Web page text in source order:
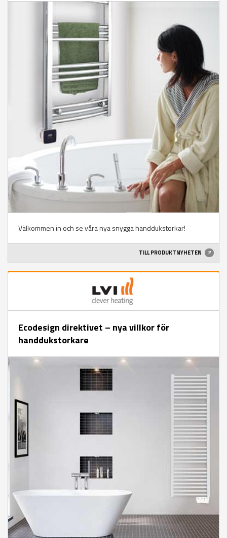
Välkommen in och se våra nya snygga handdukstorkar!
TILL PRODUKTNYHETEN
Ecodesign direktivet – nya villkor för
handdukstorkare